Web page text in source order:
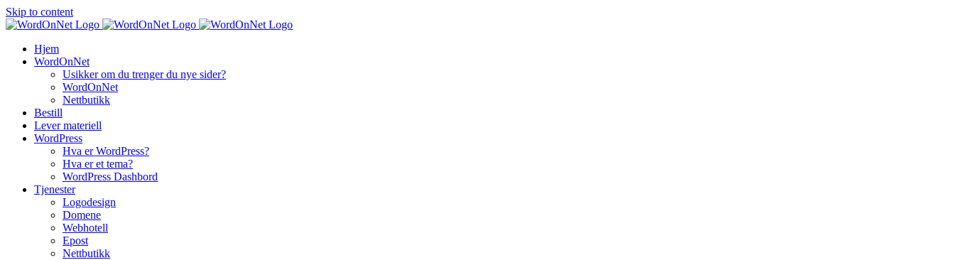
Skip to content
Hjem
WordOnNet
Usikker om du trenger du nye sider?
WordOnNet
Nettbutikk
Bestill
Lever materiell
WordPress
Hva er WordPress?
Hva er et tema?
WordPress Dashbord
Tjenester
Logodesign
Domene
Webhotell
Epost
Nettbutikk